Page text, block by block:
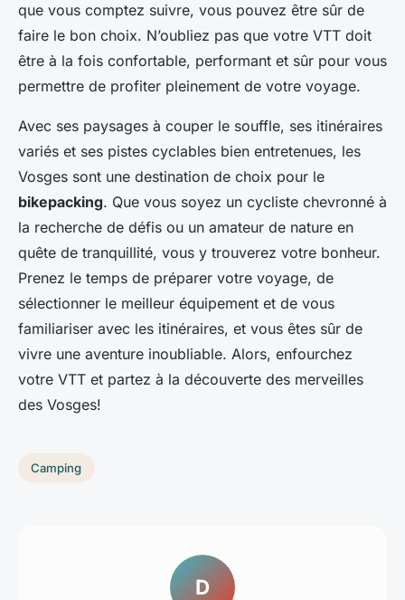
que vous comptez suivre, vous pouvez être sûr de
faire le bon choix. N’oubliez pas que votre VTT doit
être à la fois confortable, performant et sûr pour vous
permettre de profiter pleinement de votre voyage.
Avec ses paysages à couper le souffle, ses itinéraires
variés et ses pistes cyclables bien entretenues, les
Vosges sont une destination de choix pour le
bikepacking. Que vous soyez un cycliste chevronné à
la recherche de défis ou un amateur de nature en
quête de tranquillité, vous y trouverez votre bonheur.
Prenez le temps de préparer votre voyage, de
sélectionner le meilleur équipement et de vous
familiariser avec les itinéraires, et vous êtes sûr de
vivre une aventure inoubliable. Alors, enfourchez
votre VTT et partez à la découverte des merveilles
des Vosges!
Camping
D